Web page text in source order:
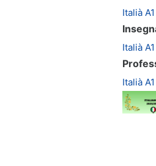
Italià
Italià
Italià